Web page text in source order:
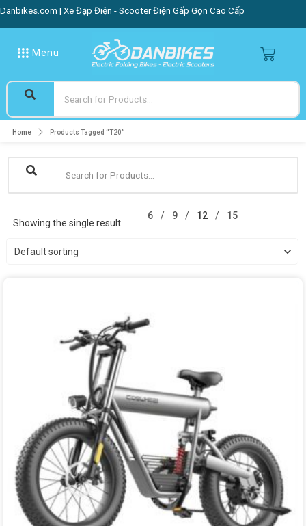
Danbikes.com | Xe Đạp Điện - Scooter Điện Gấp Gọn Cao Cấp
Menu
Home Products Tagged “T20”
Showing the single result
6 9 12 15